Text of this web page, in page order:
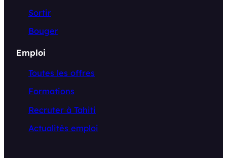
Sortir
Bouger
Emploi
Toutes les offres
Formations
Recruter à Tahiti
Actualités emploi